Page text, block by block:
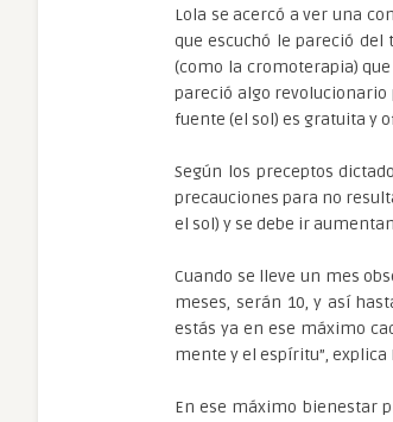
Lola se acercó a ver una
que escuchó le pareció
(como la cromoterapia)
pareció algo
fuente (el sol) es gratuita y
Según los preceptos
precauciones para no
el sol) y se debe ir
Cuando se lleve un mes
meses, serán 10, y así
estás ya en ese máximo
mente y el espíritu”, explica
En ese máximo bienestar